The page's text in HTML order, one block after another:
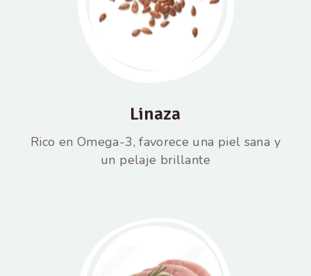
Linaza
Rico en Omega-3, favorece una piel sana y
un pelaje brillante